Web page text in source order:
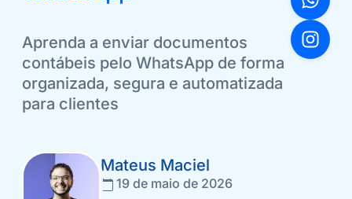
Aprenda a enviar documentos
contábeis pelo WhatsApp de forma
organizada, segura e automatizada
para clientes
Mateus Maciel
19 de maio de 2026